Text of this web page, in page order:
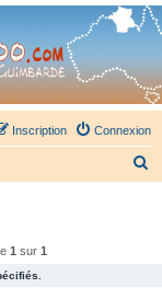
communauté.
Connexion
Inscription
1 sur 1